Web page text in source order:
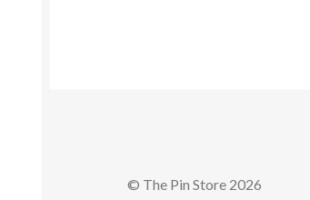
© The Pin Store 2026